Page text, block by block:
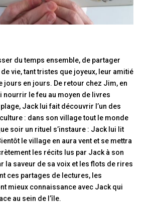
du temps ensemble, de partager
vie, tant tristes que joyeux, leur amitié
jours en jours. De retour chez Jim, en
nourrir le feu au moyen de livres
Jack lui fait découvrir l’un des
: dans son village tout le monde
soir un rituel s’instaure : Jack lui lit
le village en aura vent et se mettra
les récits lus par Jack à son
la saveur de sa voix et les flots de rires
ces partages de lectures, les
mieux connaissance avec Jack qui
au sein de l’île.